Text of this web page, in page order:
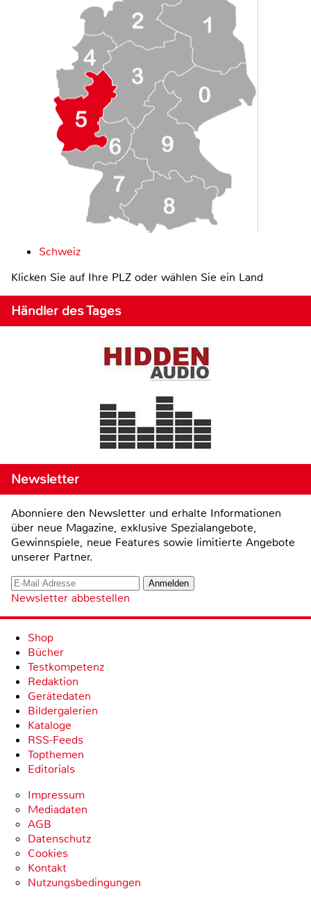
Schweiz
Klicken Sie auf Ihre PLZ oder wählen Sie ein Land
Händler des Tages
Newsletter
Abonniere den Newsletter und erhalte Informationen
über neue Magazine, exklusive Spezialangebote,
Gewinnspiele, neue Features sowie limitierte Angebote
unserer Partner.
Newsletter abbestellen
Shop
Bücher
Testkompetenz
Redaktion
Gerätedaten
Bildergalerien
Kataloge
RSS-Feeds
Topthemen
Editorials
Impressum
Mediadaten
AGB
Datenschutz
Cookies
Kontakt
Nutzungsbedingungen